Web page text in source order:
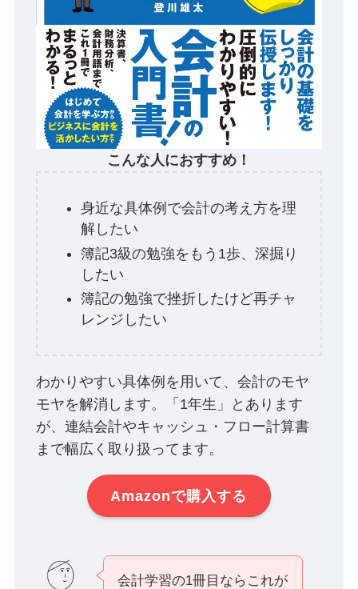
こんな人におすすめ！
身近な具体例で会計の考え方を理
解したい
簿記3級の勉強をもう1歩、深掘り
したい
簿記の勉強で挫折したけど再チャ
レンジしたい
わかりやすい具体例を用いて、会計のモヤ
モヤを解消します。「1年生」とあります
が、連結会計やキャッシュ・フロー計算書
まで幅広く取り扱ってます。
Amazonで購入する
会計学習の1冊目ならこれが